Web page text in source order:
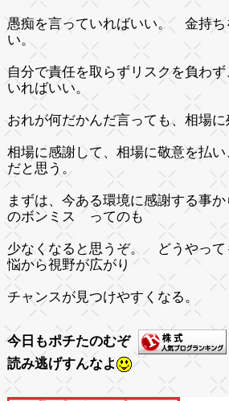
愚痴を言っていればいい。 金持ち
い。
自分で責任を取らずリスクを負わ
いればいい。
おれが何だかんだ言っても、相場
相場に感謝して、相場に敬意を払
だと思う。
まずは、今ある環境に感謝する事
のボンミス ってのも
少なくなると思うぞ。 どうやって
悩から視野が広がり
チャンスが見つけやすくなる。
今日もポチたのむぞ
読み逃げすんなよ